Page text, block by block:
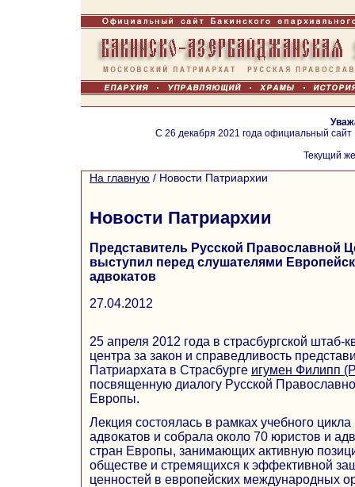
С 26 декабря 2021 года официальный
Текущий
На главную / Новости Патриархии
Новости Патриархии
Представитель Русской Православной
выступил перед слушателями
адвокатов
27.04.2012
25 апреля 2012 года в страсбургской штаб-
центра за закон и справедливость
Патриархата в Страсбурге игумен Филипп
посвященную диалогу Русской
Европы.
Лекция состоялась в рамках учебного
адвокатов и собрала около 70 юристов и
стран Европы, занимающих активную
обществе и стремящихся к эффективной
ценностей в европейских международных